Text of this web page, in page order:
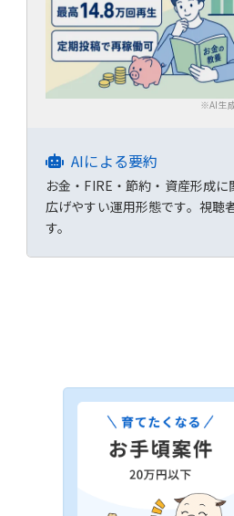
※AI生
AIによる要約
お金・FIRE・節約・資産形成
広げやすい運用形態です。視聴
す。